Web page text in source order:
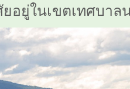
อยู่ในเขตเทศบาล